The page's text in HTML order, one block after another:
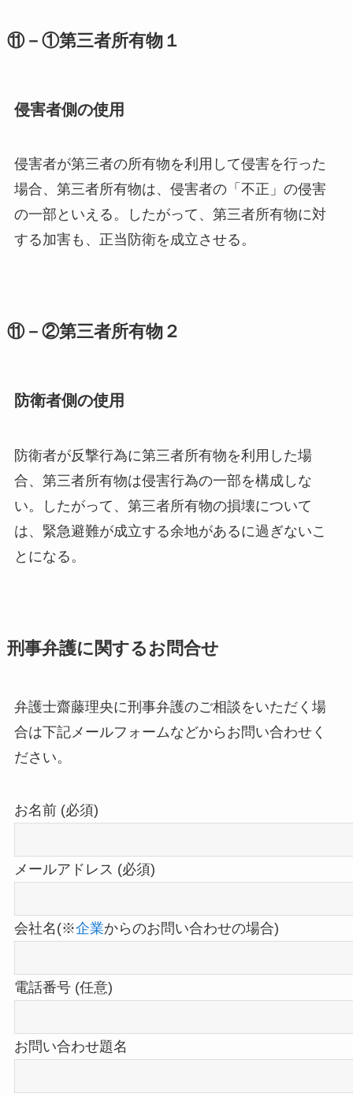
⑪－①第三者所有物１
侵害者側の使用
侵害者が第三者の所有物を利用して侵害を行った
場合、第三者所有物は、侵害者の「不正」の侵害
の一部といえる。したがって、第三者所有物に対
する加害も、正当防衛を成立させる。
⑪－②第三者所有物２
防衛者側の使用
防衛者が反撃行為に第三者所有物を利用した場
合、第三者所有物は侵害行為の一部を構成しな
い。したがって、第三者所有物の損壊について
は、緊急避難が成立する余地があるに過ぎないこ
とになる。
刑事弁護に関するお問合せ
弁護士齋藤理央に刑事弁護のご相談をいただく場
合は下記メールフォームなどからお問い合わせく
ださい。
お名前 (必須)
メールアドレス (必須)
会社名(※企業からのお問い合わせの場合)
電話番号 (任意)
お問い合わせ題名